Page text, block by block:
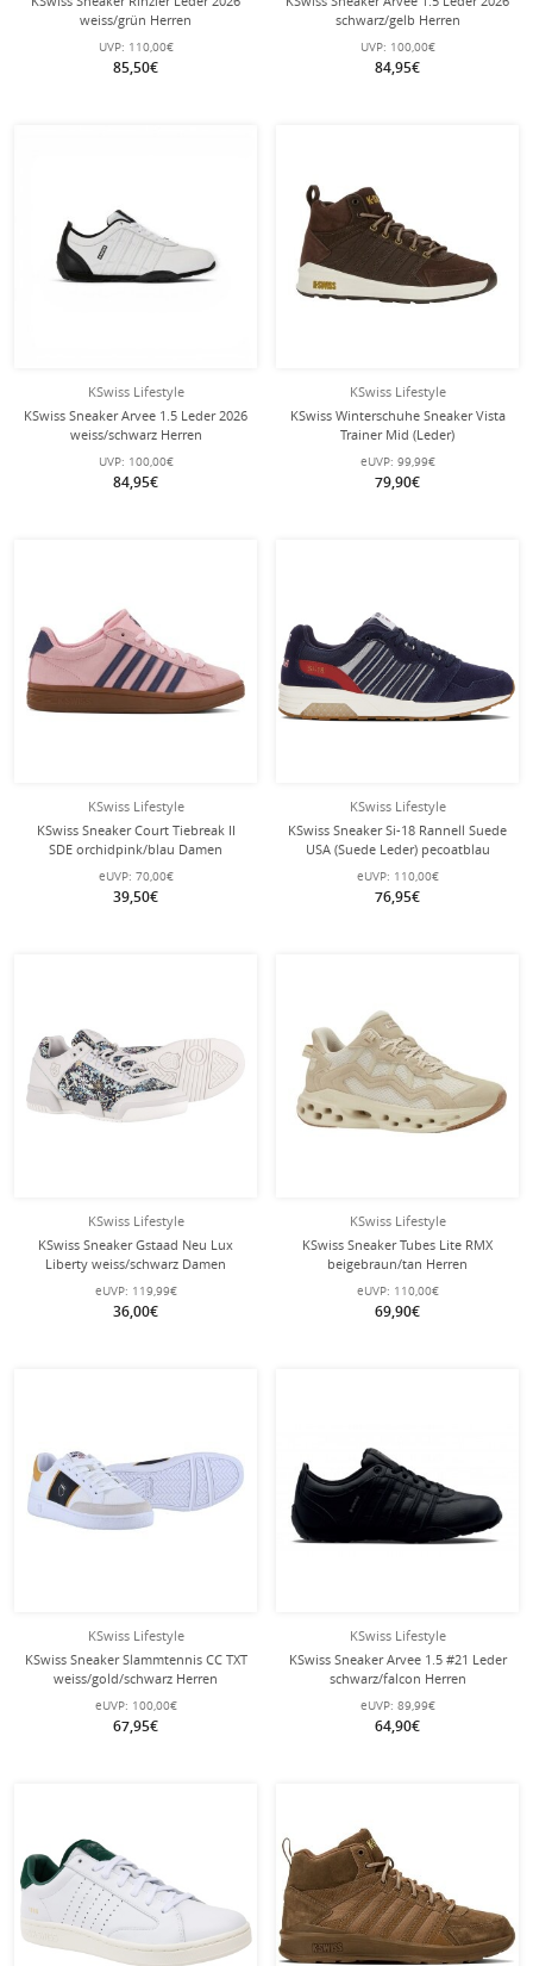
weiss/grün Herren
UVP: 110,00€
85,50€
schwarz/gelb Herren
UVP: 100,00€
84,95€
KSwiss Lifestyle
KSwiss Sneaker Arvee 1.5 Leder 2026
weiss/schwarz Herren
UVP: 100,00€
84,95€
KSwiss Lifestyle
KSwiss Winterschuhe Sneaker Vista
Trainer Mid (Leder)
eUVP: 99,99€
79,90€
KSwiss Lifestyle
KSwiss Sneaker Court Tiebreak II
SDE orchidpink/blau Damen
eUVP: 70,00€
39,50€
KSwiss Lifestyle
KSwiss Sneaker Si-18 Rannell Suede
USA (Suede Leder) pecoatblau
eUVP: 110,00€
76,95€
KSwiss Lifestyle
KSwiss Sneaker Gstaad Neu Lux
Liberty weiss/schwarz Damen
eUVP: 119,99€
36,00€
KSwiss Lifestyle
KSwiss Sneaker Tubes Lite RMX
beigebraun/tan Herren
eUVP: 110,00€
69,90€
KSwiss Lifestyle
KSwiss Sneaker Slammtennis CC TXT
weiss/gold/schwarz Herren
eUVP: 100,00€
67,95€
KSwiss Lifestyle
KSwiss Sneaker Arvee 1.5 #21 Leder
schwarz/falcon Herren
eUVP: 89,99€
64,90€